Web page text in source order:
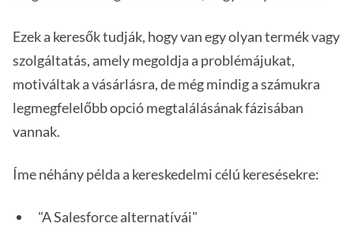
Ezek a keresők tudják, hogy van egy olyan termék vagy
szolgáltatás, amely megoldja a problémájukat,
motiváltak a vásárlásra, de még mindig a számukra
legmegfelelőbb opció megtalálásának fázisában
vannak.
Íme néhány példa a kereskedelmi célú keresésekre:
"A Salesforce alternatívái"